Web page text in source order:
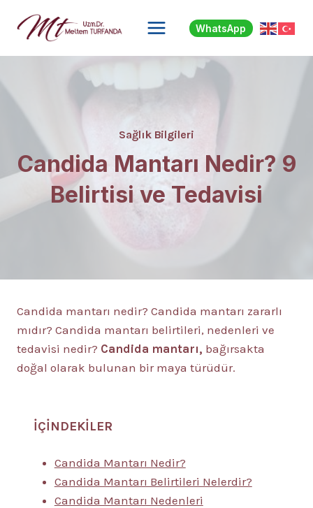
WhatsApp
Sağlık Bilgileri
Candida Mantarı Nedir? 9
Belirtisi ve Tedavisi
Candida mantarı nedir? Candida mantarı zararlı
mıdır? Candida mantarı belirtileri, nedenleri ve
tedavisi nedir? Candida mantarı, bağırsakta
doğal olarak bulunan bir maya türüdür.
İÇİNDEKİLER
Candida Mantarı Nedir?
Candida Mantarı Belirtileri Nelerdir?
Candida Mantarı Nedenleri